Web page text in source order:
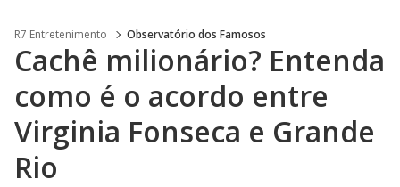
R7 Entretenimento Observatório dos Famosos
Cachê milionário? Entenda
como é o acordo entre
Virginia Fonseca e Grande
Rio